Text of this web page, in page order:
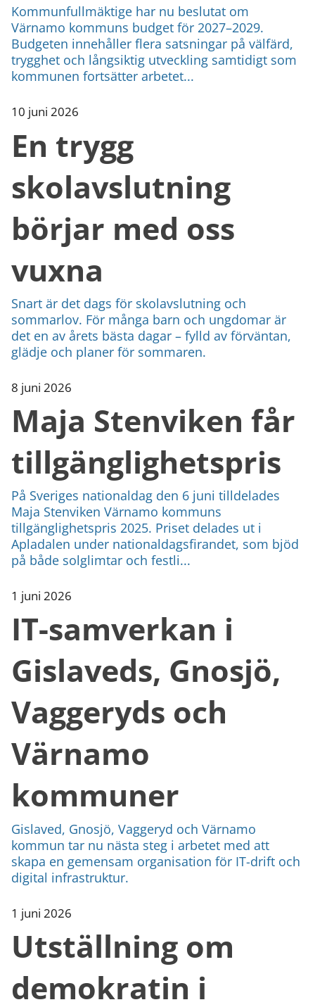
Kommunfullmäktige har nu beslutat om
Värnamo kommuns budget för 2027–2029.
Budgeten innehåller flera satsningar på välfärd,
trygghet och långsiktig utveckling samtidigt som
kommunen fortsätter arbetet...
10 juni 2026
En trygg
skolavslutning
börjar med oss
vuxna
Snart är det dags för skolavslutning och
sommarlov. För många barn och ungdomar är
det en av årets bästa dagar – fylld av förväntan,
glädje och planer för sommaren.
8 juni 2026
Maja Stenviken får
tillgänglighetspris
På Sveriges nationaldag den 6 juni tilldelades
Maja Stenviken Värnamo kommuns
tillgänglighetspris 2025. Priset delades ut i
Apladalen under nationaldagsfirandet, som bjöd
på både solglimtar och festli...
1 juni 2026
IT-samverkan i
Gislaveds, Gnosjö,
Vaggeryds och
Värnamo
kommuner
Gislaved, Gnosjö, Vaggeryd och Värnamo
kommun tar nu nästa steg i arbetet med att
skapa en gemensam organisation för IT-drift och
digital infrastruktur.
1 juni 2026
Utställning om
demokratin i